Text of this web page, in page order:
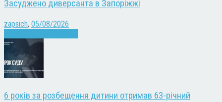
Засуджено диверсанта в Запоріжжі
zapsich, 05/08/2026
6 років за розбещення дитини отримав 63-річний